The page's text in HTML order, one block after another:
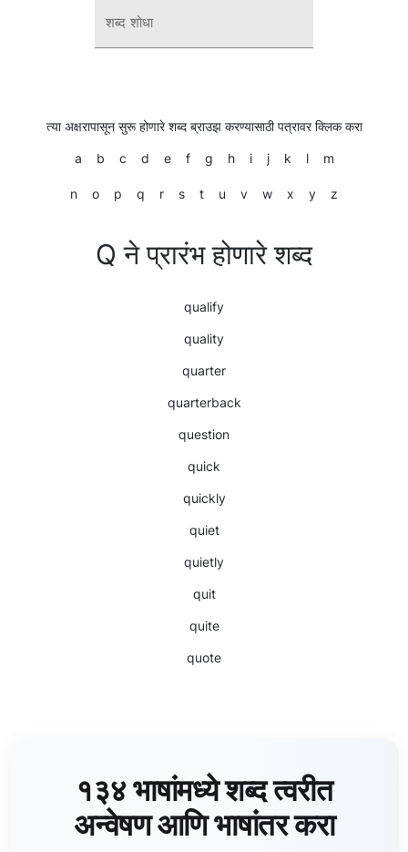
शब्द शोधा
त्या अक्षरापासून सुरू होणारे शब्द ब्राउझ करण्यासाठी पत्रावर क्लिक करा
a b c d e f g h i j k l m
n o p q r s t u v w x y z
Q ने प्रारंभ होणारे शब्द
qualify
quality
quarter
quarterback
question
quick
quickly
quiet
quietly
quit
quite
quote
१३४ भाषांमध्ये शब्द त्वरीत
अन्वेषण आणि भाषांतर करा